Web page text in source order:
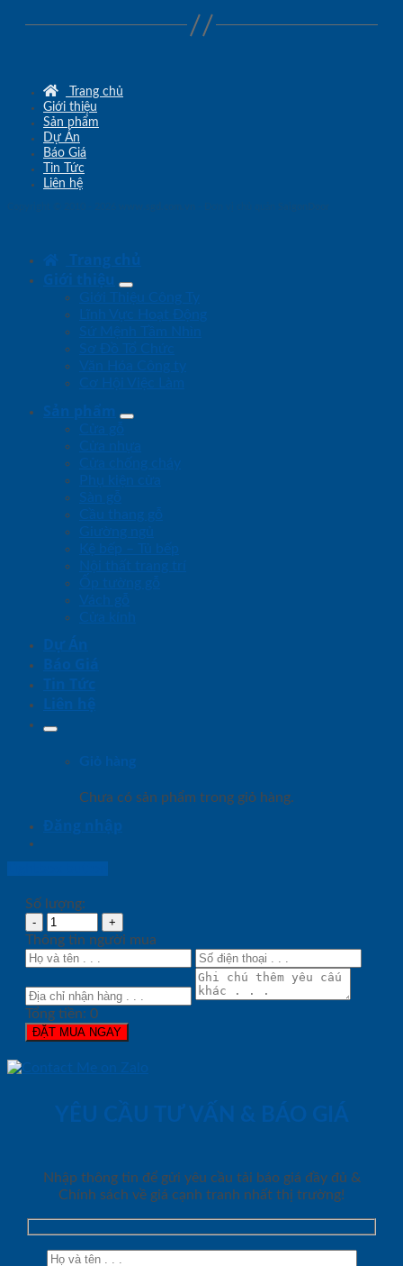
Trang chủ
Giới thiệu
Sản phẩm
Dự Án
Báo Giá
Tin Tức
Liên hệ
Trang chủ
Giới thiệu
Giới Thiệu Công Ty
Lĩnh Vực Hoạt Động
Sứ Mệnh Tầm Nhìn
Sơ Đồ Tổ Chức
Văn Hóa Công ty
Cơ Hội Việc Làm
Sản phẩm
Cửa gỗ
Cửa nhựa
Cửa chống cháy
Phụ kiện cửa
Sàn gỗ
Cầu thang gỗ
Giường ngủ
Kệ bếp – Tủ bếp
Nội thất trang trí
Ốp tường gỗ
Vách gỗ
Cửa kính
Dự Án
Báo Giá
Tin Tức
Liên hệ
Giỏ hàng
Chưa có sản phẩm trong giỏ hàng.
Đăng nhập
Số lượng:
Thông tin người mua
Tổng tiền: 0
ĐẶT MUA NGAY
YÊU CẦU TƯ VẤN & BÁO GIÁ
Nhập thông tin để gửi yêu cầu tải báo giá đầy đủ &
Chính sách về giá cạnh tranh nhất thị trường!